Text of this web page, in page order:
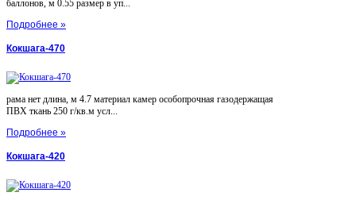
баллонов, м 0.55 размер в уп...
Подробнее »
Кокшага-470
рама нет длина, м 4.7 материал камер особопрочная газодержащая
ПВХ ткань 250 г/кв.м усл...
Подробнее »
Кокшага-420